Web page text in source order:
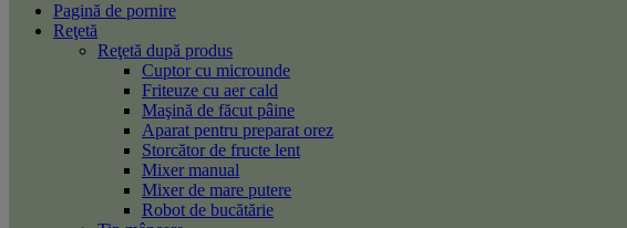
Pagină de pornire
Reţetă
Reţetă după produs
Cuptor cu microunde
Friteuze cu aer cald
Maşină de făcut pâine
Aparat pentru preparat orez
Storcător de fructe lent
Mixer manual
Mixer de mare putere
Robot de bucătărie